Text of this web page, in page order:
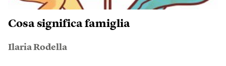
Cosa significa famiglia
Ilaria Rodella